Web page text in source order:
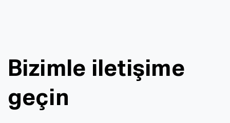
İletişim
Bizimle iletişime
geçin